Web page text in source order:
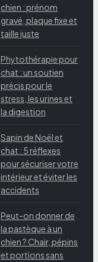
chien : prénom
gravé, plaque fixe et
taille juste
Phytothérapie pour
chat : un soutien
précis pour le
stress, les urines et
la digestion
Sapin de Noël et
chat : 5 réflexes
pour sécuriser votre
intérieur et éviter les
accidents
Peut-on donner de
la pastèque à un
chien ? Chair, pépins
et portions sans